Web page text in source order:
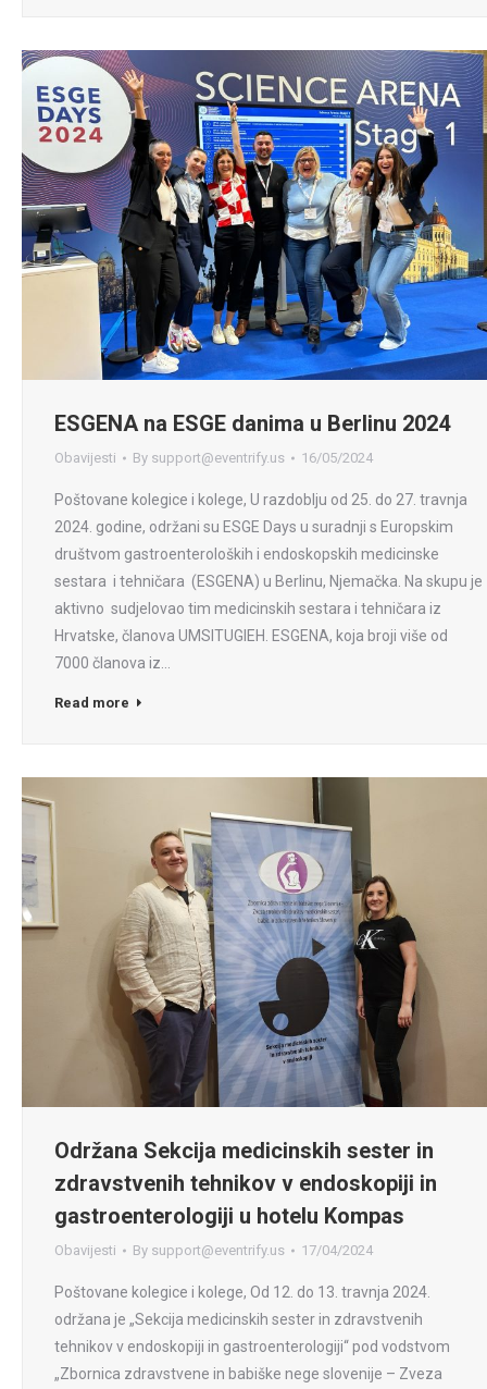
ESGENA na ESGE danima u Berlinu 2024
Obavijesti By support@eventrify.us 16/05/2024
Poštovane kolegice i kolege, U razdoblju od 25. do 27. travnja
2024. godine, održani su ESGE Days u suradnji s Europskim
društvom gastroenteroloških i endoskopskih medicinske
sestara i tehničara (ESGENA) u Berlinu, Njemačka. Na skupu je
aktivno sudjelovao tim medicinskih sestara i tehničara iz
Hrvatske, članova UMSITUGIEH. ESGENA, koja broji više od
7000 članova iz…
Read more
Održana Sekcija medicinskih sester in
zdravstvenih tehnikov v endoskopiji in
gastroenterologiji u hotelu Kompas
Obavijesti By support@eventrify.us 17/04/2024
Poštovane kolegice i kolege, Od 12. do 13. travnja 2024.
održana je „Sekcija medicinskih sester in zdravstvenih
tehnikov v endoskopiji in gastroenterologiji“ pod vodstvom
„Zbornica zdravstvene in babiške nege slovenije – Zveza